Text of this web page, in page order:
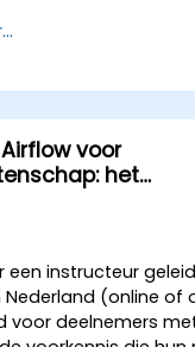
van
in
voor
het
een instructeur
Nederland (online of
voor deelnemers